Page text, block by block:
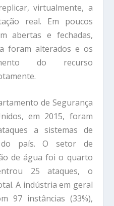
virtualmente, a
real. Em poucos
abertas e fechadas,
foram alterados e os
do recurso
de Segurança
em 2015, foram
a sistemas de
do país. O setor de
de água foi o quarto
25 ataques, o
A indústria em geral
97 instâncias (33%),